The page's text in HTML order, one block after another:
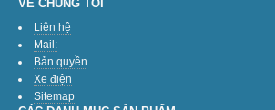
VỀ CHÚNG TÔI
Liên hệ
Mail:
Bản quyền
Xe điện
Sitemap